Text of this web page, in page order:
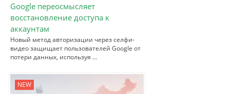
Google переосмысляет
восстановление доступа к
аккаунтам
Новый метод авторизации через селфи-
видео защищает пользователей Google от
потери данных, используя …
NEW